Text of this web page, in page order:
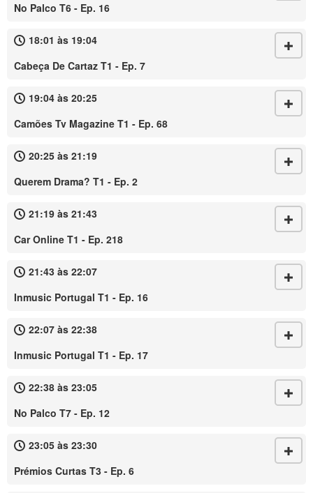
No Palco T6 - Ep. 16
18:01 às 19:04
Cabeça De Cartaz T1 - Ep. 7
19:04 às 20:25
Camões Tv Magazine T1 - Ep. 68
20:25 às 21:19
Querem Drama? T1 - Ep. 2
21:19 às 21:43
Car Online T1 - Ep. 218
21:43 às 22:07
Inmusic Portugal T1 - Ep. 16
22:07 às 22:38
Inmusic Portugal T1 - Ep. 17
22:38 às 23:05
No Palco T7 - Ep. 12
23:05 às 23:30
Prémios Curtas T3 - Ep. 6